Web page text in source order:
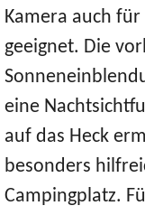
Kamera auch
geeignet. Die
eine
auf das Heck
besonders
Campingplatz.